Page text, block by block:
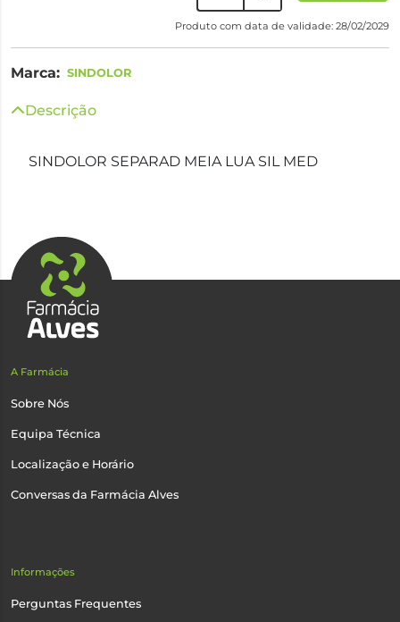
Produto com data de validade: 28/02/2029
Marca: SINDOLOR
Descrição
SINDOLOR SEPARAD MEIA LUA SIL MED
A Farmácia
Sobre Nós
Equipa Técnica
Localização e Horário
Conversas da Farmácia Alves
Informações
Perguntas Frequentes